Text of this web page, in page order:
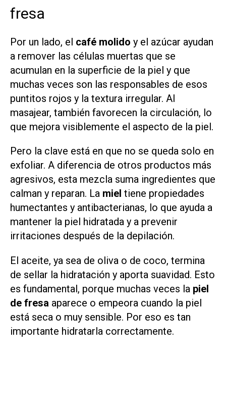
fresa
Por un lado, el café molido y el azúcar ayudan
a remover las células muertas que se
acumulan en la superficie de la piel y que
muchas veces son las responsables de esos
puntitos rojos y la textura irregular. Al
masajear, también favorecen la circulación, lo
que mejora visiblemente el aspecto de la piel.
Pero la clave está en que no se queda solo en
exfoliar. A diferencia de otros productos más
agresivos, esta mezcla suma ingredientes que
calman y reparan. La miel tiene propiedades
humectantes y antibacterianas, lo que ayuda a
mantener la piel hidratada y a prevenir
irritaciones después de la depilación.
El aceite, ya sea de oliva o de coco, termina
de sellar la hidratación y aporta suavidad. Esto
es fundamental, porque muchas veces la piel
de fresa aparece o empeora cuando la piel
está seca o muy sensible. Por eso es tan
importante hidratarla correctamente.